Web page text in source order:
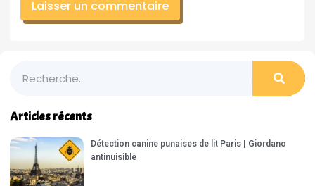
Articles récents
Détection canine punaises de lit Paris | Giordano
antinuisible